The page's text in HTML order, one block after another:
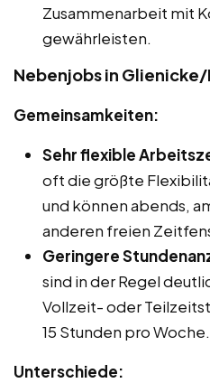
Zusammenarbeit mit
gewährleisten.
Nebenjobs in
Gemeinsamkeiten:
Sehr flexible
oft die größte
und können abends,
anderen freien
Geringere
sind in der Regel
Vollzeit- oder
15 Stunden pro Woche.
Unterschiede: